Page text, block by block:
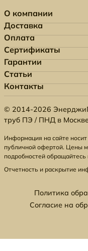
О компании
Доставка
Оплата
Сертификаты
Гарантии
Статьи
Контакты
© 2014-2026
труб ПЭ / ПНД в
Информация на сайте
публичной офертой. Цены
подробностей
Отчетность и раскрытие
Политика
Согласие на